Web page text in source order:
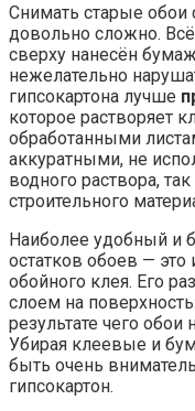
Снимать старые обои
довольно сложно.
сверху нанесён
нежелательно
гипсокартона лучше
которое растворяет
обработанными
аккуратными, не
водного раствора,
строительного
Наиболее удобный и
остатков обоев —
обойного клея. Его
слоем на
результате чего обои
Убирая клеевые и
быть очень
гипсокартон.